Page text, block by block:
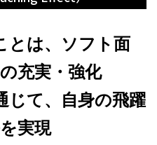
とは、ソフト面
充実・強化
じて、自身の飛躍
実現